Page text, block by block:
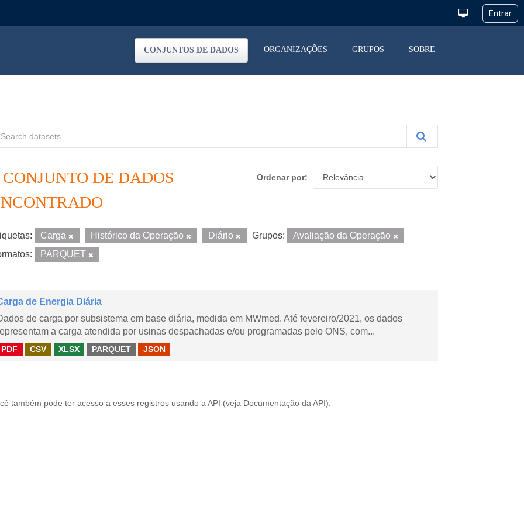
CONJUNTOS DE DADOS ORGANIZAÇÕES GRUPOS SOBRE
Ordenar por
CONJUNTO DE DADOS
Carga Histórico da Operação Diário Grupos:
Avaliação da Operação
PARQUET
de Energia Diária
de carga por subsistema em base diária, medida em MWmed. Até fevereiro/2021, os dados
a carga atendida por usinas despachadas e/ou programadas pelo ONS, com...
PDF CSV XLSX PARQUET JSON
também pode ter acesso a esses registros usando a API (veja Documentação da API ).